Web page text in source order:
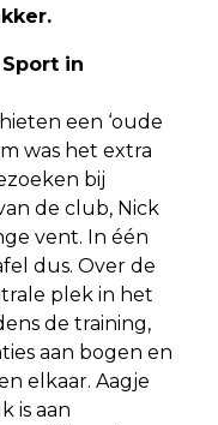
in
een ‘oude
was het extra
bij
de club, Nick
vent. In één
dus. Over de
plek in het
de training,
aan bogen en
elkaar. Aagje
is aan